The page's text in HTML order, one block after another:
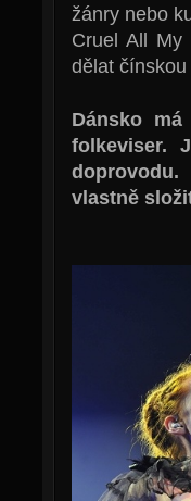
žánry nebo
Cruel All My
dělat
Dánsko
folkeviser.
vlastně